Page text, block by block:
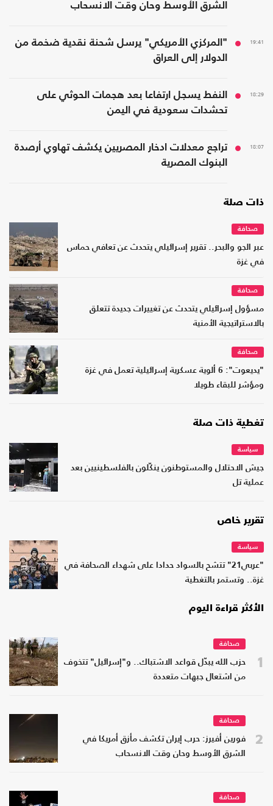
الشرق الأوسط وحان وقت الانسحاب
19:41
"المركزي الأمريكي" يرسل شحنة نقدية ضخمة من
الدولار إلى العراق
18:29
النفط يسجل ارتفاعا بعد هجمات الحوثي على
تحشدات سعودية في اليمن
18:07
تراجع معدلات ادخار المصريين يكشف تهاوي أرصدة
البنوك المصرية
ذات صلة
صحافة
عبر الجو والبحر.. تقرير إسرائيلي يتحدث عن تعافي حماس
في غزة
صحافة
مسؤول إسرائيلي يتحدث عن تغييرات جديدة تتعلق
بالاستراتيجية الأمنية
صحافة
"يديعوت": 6 ألوية عسكرية إسرائيلية تعمل في غزة
ومؤشر للبقاء طويلا
تغطية ذات صلة
سياسة
جيش الاحتلال والمستوطنون ينكّلون بالفلسطينيين بعد
عملية تل
تقرير خاص
سياسة
"عربي21" تتشح بالسواد حدادا على شهداء الصحافة في
غزة.. وتستمر بالتغطية
الأكثر قراءة اليوم
1
صحافة
حزب الله يبدّل قواعد الاشتباك.. و"إسرائيل" تتخوف
من اشتعال جبهات متعددة
2
صحافة
فورين أفيرز: حرب إيران تكشف مأزق أمريكا في
الشرق الأوسط وحان وقت الانسحاب
صحافة